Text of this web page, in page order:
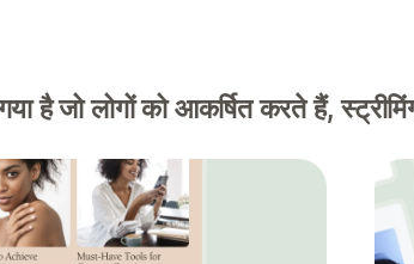
है जो लोगों को आकर्षित करते हैं,